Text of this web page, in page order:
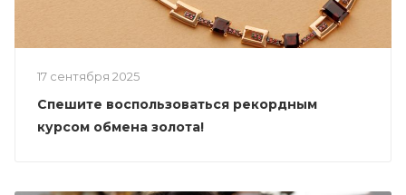
17 сентября 2025
Спешите воспользоваться рекордным
курсом обмена золота!